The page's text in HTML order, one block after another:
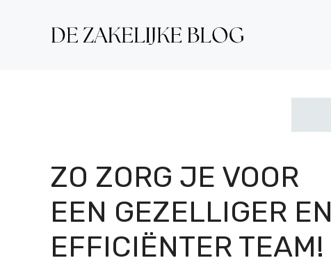
ZO ZORG JE VOOR
EEN GEZELLIGER EN
EFFICIËNTER TEAM!